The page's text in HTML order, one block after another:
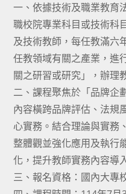
一、依據技術及職業教育
職校院專業科目或技術科
及技術教師，每任教滿六
任教領域有關之產業，進
關之研習或研究」，辦理
二、課程聚焦於「品牌企
內容橫跨品牌評估、法規
心實務。結合理論與實務
整體觀並強化應用及執行
化，提升教師實務內容導
三、報名資格：國內大專